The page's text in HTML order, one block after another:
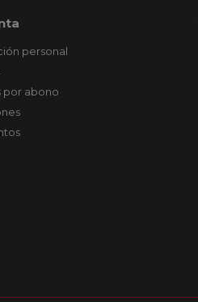
personal
por abono